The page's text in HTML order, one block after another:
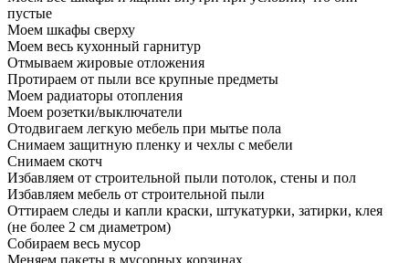
пустые
Моем шкафы сверху
Моем весь кухонный гарнитур
Отмываем жировые отложения
Протираем от пыли все крупные предметы
Моем радиаторы отопления
Моем розетки/выключатели
Отодвигаем легкую мебель при мытье пола
Снимаем защитную пленку и чехлы с мебели
Снимаем скотч
Избавляем от строительной пыли потолок, стены и пол
Избавляем мебель от строительной пыли
Оттираем следы и капли краски, штукатурки, затирки, клея
(не более 2 см диаметром)
Собираем весь мусор
Меняем пакеты в мусорных корзинах